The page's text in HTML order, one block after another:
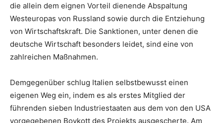
die allein dem eignen Vorteil dienende Abspaltung
Westeuropas von Russland sowie durch die Entziehung
von Wirtschaftskraft. Die Sanktionen, unter denen die
deutsche Wirtschaft besonders leidet, sind eine von
zahlreichen Maßnahmen.
Demgegenüber schlug Italien selbstbewusst einen
eigenen Weg ein, indem es als erstes Mitglied der
führenden sieben Industriestaaten aus dem von den USA
vorgegebenen Boykott des Projekts ausgescherte. Am